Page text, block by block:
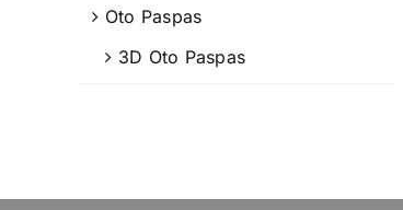
Oto Paspas
3D Oto Paspas